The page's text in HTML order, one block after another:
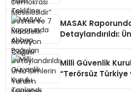
MASAK
Detaylandırıldı:
Milli Güvenlik
“Terörsüz